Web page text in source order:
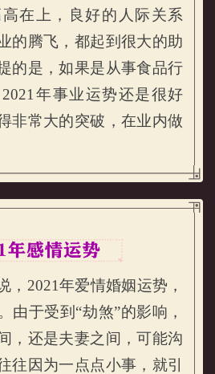
在上，良好的人际关系
的腾飞，都起到很大的助
的是，如果是从事食品行
年事业运势还是很好
非常大的突破，在业内做
，2021年爱情婚姻运势，
由于受到“劫煞”的影响，
，还是夫妻之间，可能沟
往因为一点点小事，就引